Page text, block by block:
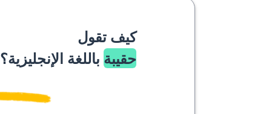
كيف تقول
حقيبة باللغة الإنجليزية؟